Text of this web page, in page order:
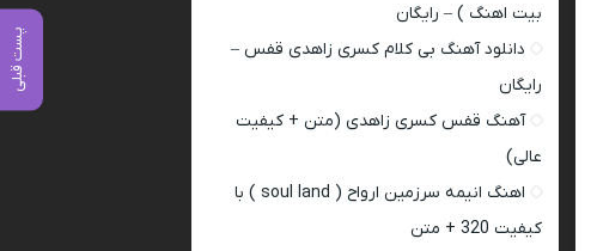
پست قبلی
بیت اهنگ ) – رایگان
دانلود آهنگ بی کلام کسری زاهدی قفس –
رایگان
آهنگ قفس کسری زاهدی (متن + کیفیت
عالی)
اهنگ انیمه سرزمین ارواح ( soul land ) با
کیفیت 320 + متن